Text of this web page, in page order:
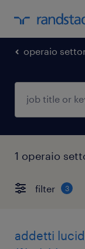
operaio
1 operaio
filter 3
addetti